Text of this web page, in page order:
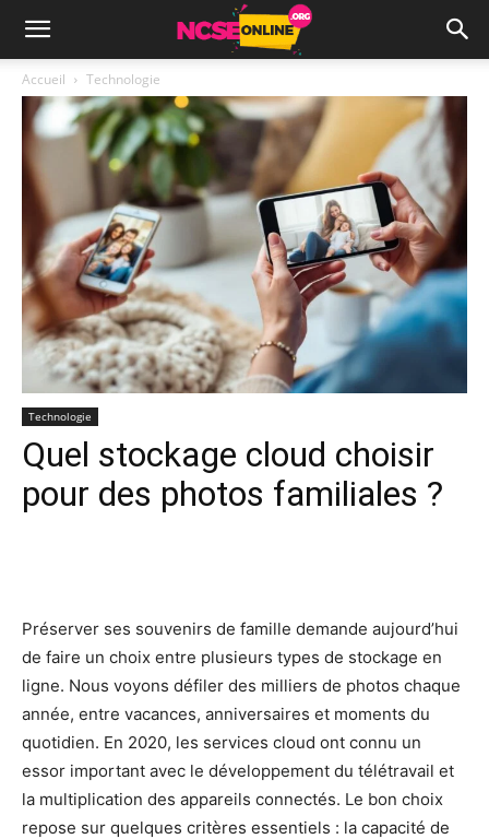
Accueil Technologie
Technologie
Quel stockage cloud choisir
pour des photos familiales ?
Préserver ses souvenirs de famille demande aujourd’hui
de faire un choix entre plusieurs types de stockage en
ligne. Nous voyons défiler des milliers de photos chaque
année, entre vacances, anniversaires et moments du
quotidien. En 2020, les services cloud ont connu un
essor important avec le développement du télétravail et
la multiplication des appareils connectés. Le bon choix
repose sur quelques critères essentiels : la capacité de